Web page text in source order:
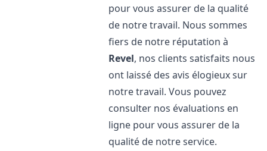
pour vous assurer de la qualité
de notre travail. Nous sommes
fiers de notre réputation à
Revel, nos clients satisfaits nous
ont laissé des avis élogieux sur
notre travail. Vous pouvez
consulter nos évaluations en
ligne pour vous assurer de la
qualité de notre service.